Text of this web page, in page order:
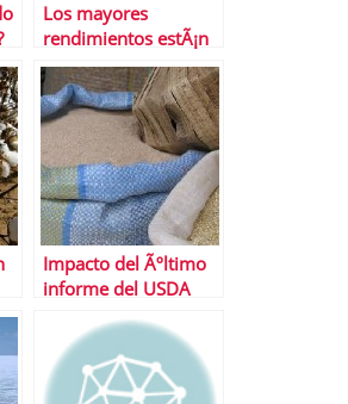
Los mayores
rendimientos estÃ¡n
por llegar
Impacto del Ãºltimo
informe del USDA